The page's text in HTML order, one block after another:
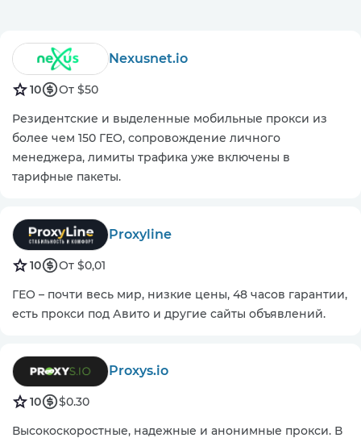
Nexusnet.io
10
От $50
Резидентские и выделенные мобильные прокси из
более чем 150 ГЕО, сопровождение личного
менеджера, лимиты трафика уже включены в
тарифные пакеты.
Proxyline
10
От $0,01
ГЕО – почти весь мир, низкие цены, 48 часов гарантии,
есть прокси под Авито и другие сайты объявлений.
Proxys.io
10
$0.30
Высокоскоростные, надежные и анонимные прокси. В